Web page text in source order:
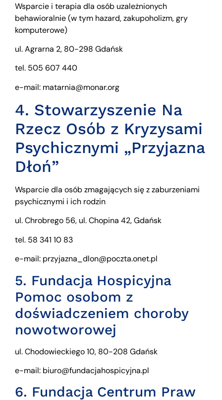
Wsparcie i terapia dla osób uzależnionych
behawioralnie (w tym hazard, zakupoholizm, gry
komputerowe)
ul. Agrarna 2, 80-298 Gdańsk
tel. 505 607 440
e-mail: matarnia@monar.org
4. Stowarzyszenie Na
Rzecz Osób z Kryzysami
Psychicznymi „Przyjazna
Dłoń”
Wsparcie dla osób zmagających się z zaburzeniami
psychicznymi i ich rodzin
ul. Chrobrego 56, ul. Chopina 42, Gdańsk
tel. 58 341 10 83
e-mail: przyjazna_dlon@poczta.onet.pl
5. Fundacja Hospicyjna
Pomoc osobom z
doświadczeniem choroby
nowotworowej
ul. Chodowieckiego 10, 80-208 Gdańsk
e-mail: biuro@fundacjahospicyjna.pl
6. Fundacja Centrum Praw